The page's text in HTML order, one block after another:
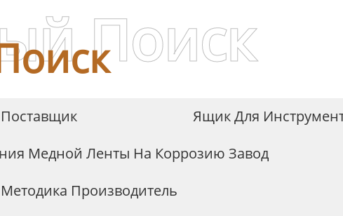
Поиск
Ящик Для
Медной Ленты На Коррозию Завод
Производитель